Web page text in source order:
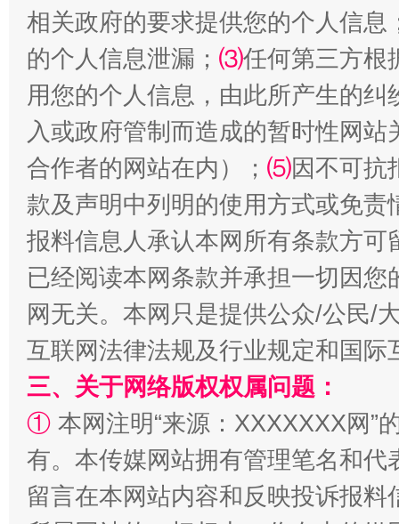
解纷+调解+退费，一次搞定
站台名比不上好声名
相关政府的要求提供您的个人信息
的个人信息泄漏； ⑶任何第三方根
用您的个人信息，由此所产生的纠
入或政府管制而造成的暂时性网
合作者的网站在内）； ⑸因不可抗
款及声明中列明的使用方式或免责
报料信息人承认本网所有条款方
已经阅读本网条款并承担一切因
网无关。本网只是提供公众/公民/
互联网法律法规及行业规定和国
三、关于网络版权权属问题：
① 本网注明“来源：XXXXXXX网”
有。本传媒网站拥有管理笔名和
留言在本网站内容和反映投诉报